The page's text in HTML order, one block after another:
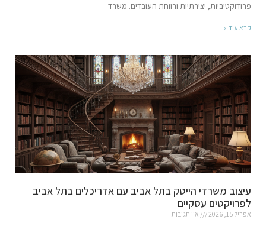
פרודוקטיביות, יצירתיות ורווחת העובדים. משרד
קרא עוד »
עיצוב משרדי הייטק בתל אביב עם אדריכלים בתל אביב
לפרויקטים עסקיים
אפריל 15, 2026 אין תגובות